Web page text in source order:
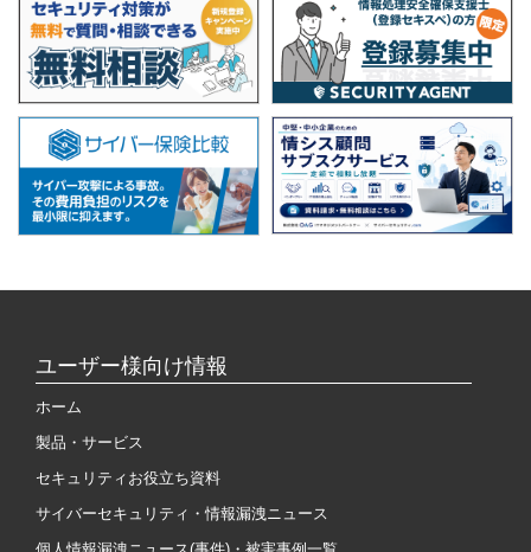
ユーザー様向け情報
ホーム
製品・サービス
セキュリティお役立ち資料
サイバーセキュリティ・情報漏洩ニュース